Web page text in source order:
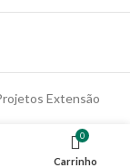
Extensão
0
Carrinho